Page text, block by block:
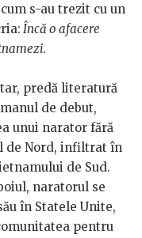
s-au trezit cu un
Încă o afacere
.
predă literatură
de debut,
unui narator fără
de Nord, infiltrat în
de Sud.
naratorul se
în Statele Unite,
pentru